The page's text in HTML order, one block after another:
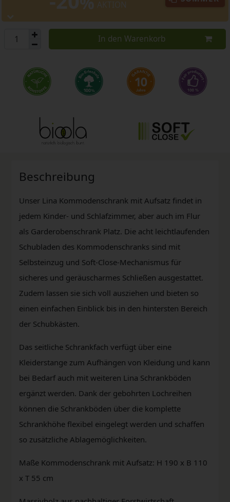
In den Warenkorb
Beschreibung
Unser Lina Kommodenschrank mit Aufsatz findet in
jedem Kinder- und Schlafzimmer, aber auch im Flur
als Garderobenschrank Platz. Die acht leichtlaufenden
Schubladen des Kommodenschranks sind mit
Selbsteinzug und Soft-Close-Mechanismus für
sicheres und geräuscharmes Schließen ausgestattet.
Zudem lassen sie sich voll ausziehen und bieten so
einen einfachen Einblick bis in den hintersten Bereich
der Schubkästen.
Das seitliche Schrankfach verfügt über eine
Kleiderstange zum Aufhängen von Kleidung und kann
bei Bedarf auch mit weiteren Lina Schrankböden
ergänzt werden. Dank der gebohrten Lochreihen
können die Schrankböden über die komplette
Schrankhöhe flexibel eingelegt werden und schaffen
so zusätzliche Ablagemöglichkeiten.
Maße Kommodenschrank mit Aufsatz: H 190 x B 110
x T 55 cm